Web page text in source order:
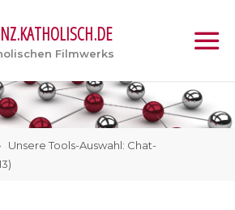
NZ.KATHOLISCH.DE
Filmwerks
Unsere Tools-Auswahl: Chat-